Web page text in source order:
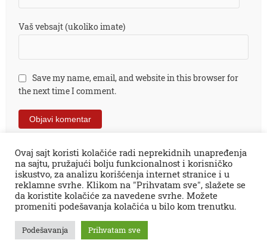
Vaš vebsajt (ukoliko imate)
Save my name, email, and website in this browser for
the next time I comment.
Sva prava zadržana © 2026. Zaječar Online
impresum PR tekstovi kontakt kolumne
Zaječarske VESTI
Ovaj sajt koristi kolačiće radi neprekidnih unapređenja
na sajtu, pružajući bolju funkcionalnost i korisničko
iskustvo, za analizu korišćenja internet stranice i u
reklamne svrhe. Klikom na "Prihvatam sve", slažete se
da koristite kolačiće za navedene svrhe. Možete
promeniti podešavanja kolačića u bilo kom trenutku.
Podešavanja Prihvatam sve